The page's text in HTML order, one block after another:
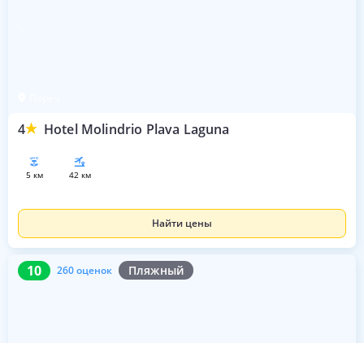
4 Hotel Molindrio Plava Laguna
5 км 42 км
Найти цены
10 260 оценок Пляжный
10 260 оценок